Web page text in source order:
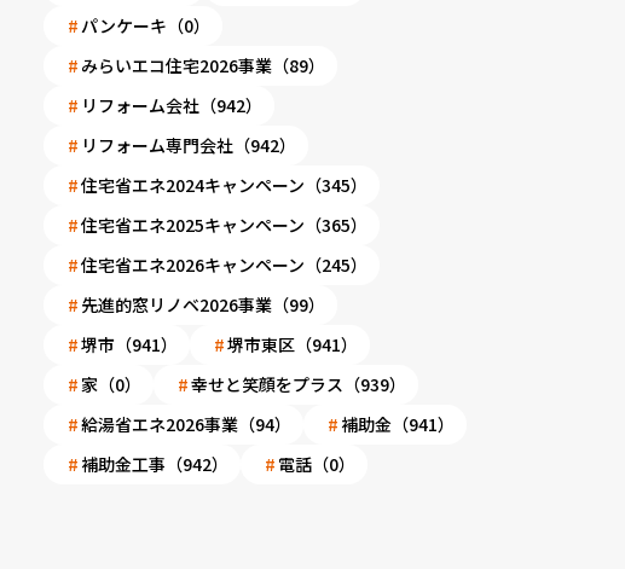
パンケーキ（0）
みらいエコ住宅2026事業（89）
リフォーム会社（942）
リフォーム専門会社（942）
住宅省エネ2024キャンペーン（345）
住宅省エネ2025キャンペーン（365）
住宅省エネ2026キャンペーン（245）
先進的窓リノベ2026事業（99）
堺市（941）
堺市東区（941）
家（0）
幸せと笑顔をプラス（939）
給湯省エネ2026事業（94）
補助金（941）
補助金工事（942）
電話（0）